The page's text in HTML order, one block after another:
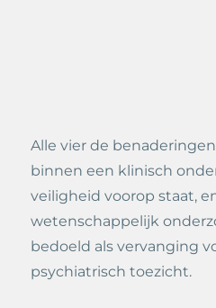
Alle vier de
binnen een klinisch
veiligheid voorop staat,
wetenschappelijk
bedoeld als vervanging
psychiatrisch toezicht.